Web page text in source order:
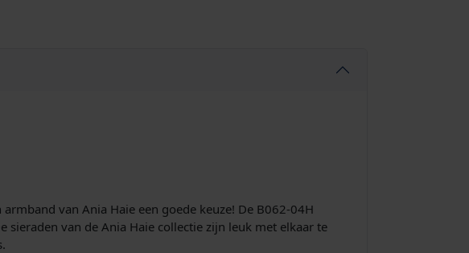
van Ania Haie een goede keuze! De B062-04H
van de Ania Haie collectie zijn leuk met elkaar te